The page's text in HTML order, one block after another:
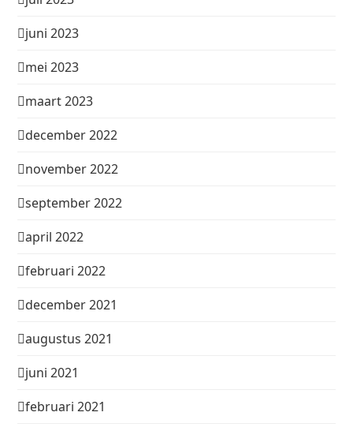
juni 2023
mei 2023
maart 2023
december 2022
november 2022
september 2022
april 2022
februari 2022
december 2021
augustus 2021
juni 2021
februari 2021